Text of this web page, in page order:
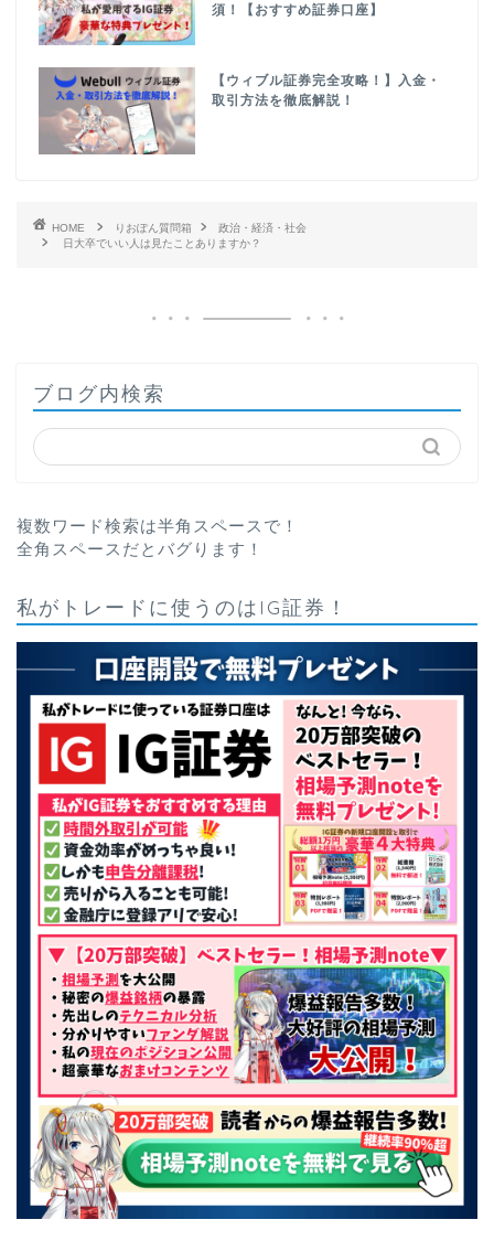
須！【おすすめ証券口座】
【ウィブル証券完全攻略！】入金・
取引方法を徹底解説！
HOME りおぽん質問箱
政治・経済・社会
日大卒でいい人は見たことありますか？
ブログ内検索
複数ワード検索は半角スペースで！
全角スペースだとバグります！
私がトレードに使うのはIG証券！